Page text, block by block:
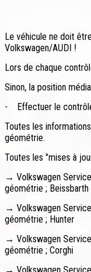
Le véhicule ne doit
Volkswagen/AUDI !
Lors de chaque
Sinon, la position
-
Effectuer le
Toutes les
géométrie.
Toutes les "mises à
→ Volkswagen
géométrie ; Beissbarth
→ Volkswagen
géométrie ; Hunter
→ Volkswagen
géométrie ; Corghi